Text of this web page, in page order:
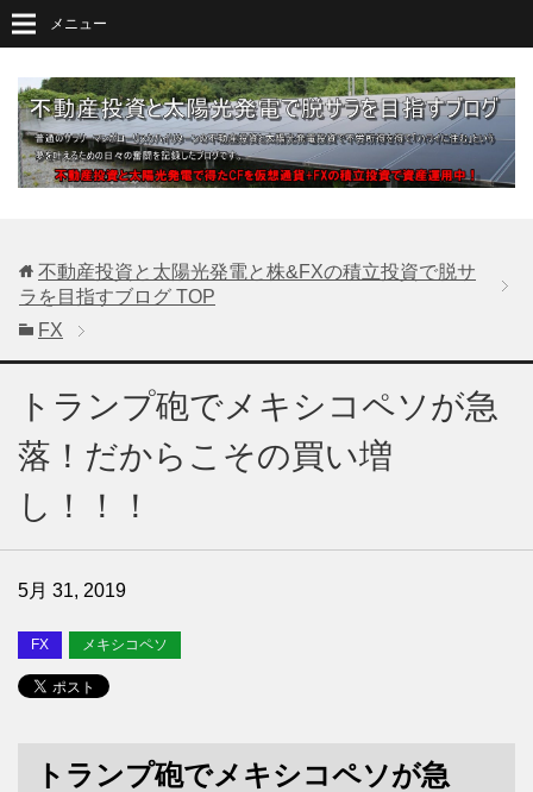
メニュー
不動産投資と太陽光発電と株&FXの積立投資で脱サ
ラを目指すブログ TOP
FX
トランプ砲でメキシコペソが急
落！だからこその買い増
し！！！
5月 31, 2019
FX メキシコペソ
トランプ砲でメキシコペソが急